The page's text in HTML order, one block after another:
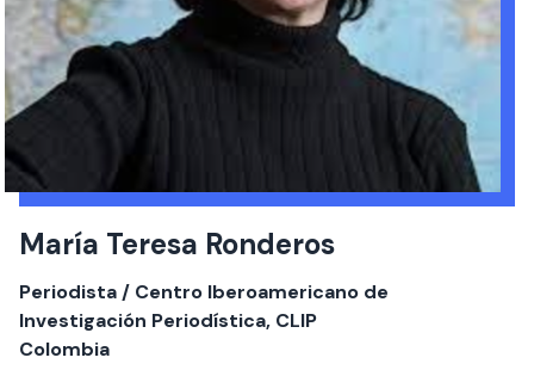
María Teresa Ronderos
Periodista / Centro Iberoamericano de
Investigación Periodística, CLIP
Colombia